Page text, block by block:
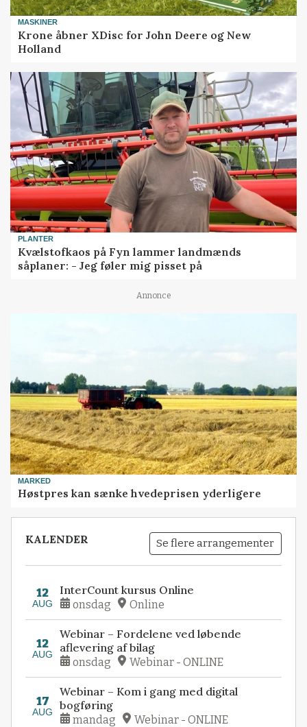
MASKINER
Krone åbner XDisc for John Deere og New
Holland
PLANTER
Kvælstofkaos på Fyn lammer landmænds
såplaner: - Jeg føler mig pisset på
Annonce
MARKED
Høstpres kan sænke hvedeprisen yderligere
KALENDER Se flere arrangementer
12
AUG
InterCount kursus Online
onsdag Online
12
AUG
Webinar – Fordelene ved løbende
aflevering af bilag
onsdag Webinar - ONLINE
17
AUG
Webinar – Kom i gang med digital
bogføring
mandag Webinar - ONLINE